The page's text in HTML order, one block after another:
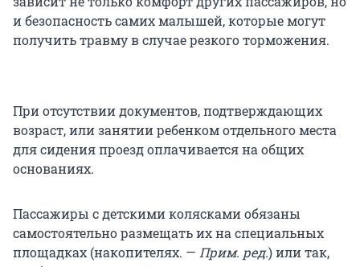
и безопасность самих малышей, которые могут
получить травму в случае резкого торможения.
При отсутствии документов, подтверждающих
возраст, или занятии ребенком отдельного места
для сидения проезд оплачивается на общих
основаниях.
Пассажиры с детскими колясками обязаны
самостоятельно размещать их на специальных
площадках (накопителях. — Прим. ред.) или так,